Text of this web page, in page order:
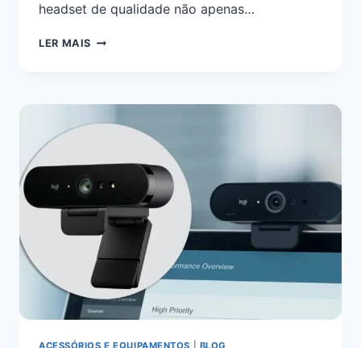
headset de qualidade não apenas…
LER MAIS
ACESSÓRIOS E EQUIPAMENTOS BLOG